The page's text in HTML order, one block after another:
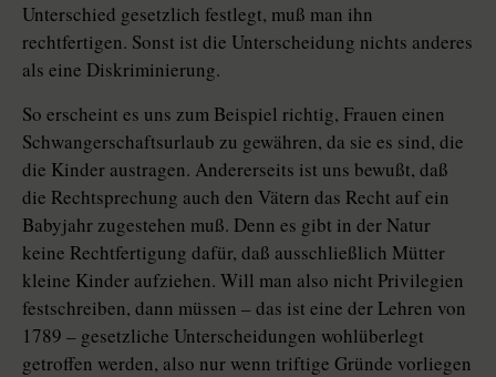
Unterschied gesetzlich festlegt, muß man ihn
rechtfertigen. Sonst ist die Unterscheidung nichts anderes
als eine Diskriminierung.
So erscheint es uns zum Beispiel richtig, Frauen einen
Schwangerschaftsurlaub zu gewähren, da sie es sind, die
die Kinder austragen. Andererseits ist uns bewußt, daß
die Rechtsprechung auch den Vätern das Recht auf ein
Babyjahr zugestehen muß. Denn es gibt in der Natur
keine Rechtfertigung dafür, daß ausschließlich Mütter
kleine Kinder aufziehen. Will man also nicht Privilegien
festschreiben, dann müssen – das ist eine der Lehren von
1789 – gesetzliche Unterscheidungen wohlüberlegt
getroffen werden, also nur wenn triftige Gründe vorliegen